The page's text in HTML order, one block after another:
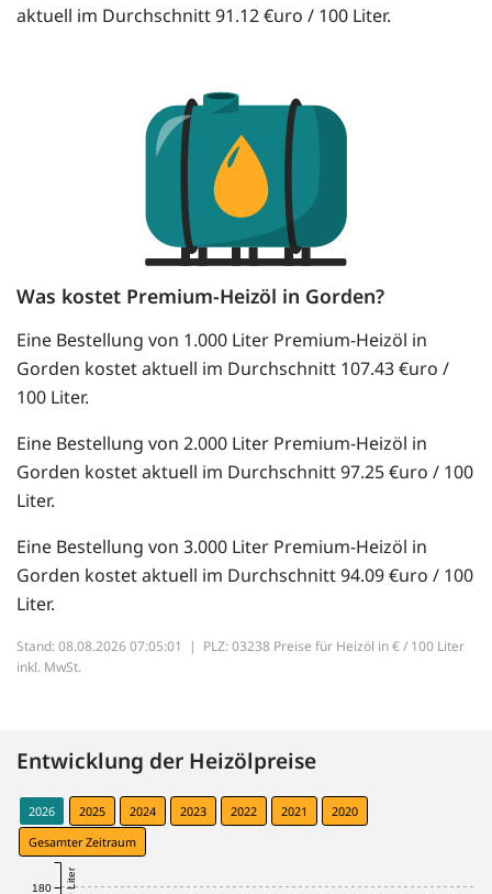
aktuell im Durchschnitt 91.12 €uro / 100 Liter.
Was kostet Premium-Heizöl in Gorden?
Eine Bestellung von 1.000 Liter Premium-Heizöl in
Gorden kostet aktuell im Durchschnitt 107.43 €uro /
100 Liter.
Eine Bestellung von 2.000 Liter Premium-Heizöl in
Gorden kostet aktuell im Durchschnitt 97.25 €uro / 100
Liter.
Eine Bestellung von 3.000 Liter Premium-Heizöl in
Gorden kostet aktuell im Durchschnitt 94.09 €uro / 100
Liter.
Stand: 08.08.2026 07:05:01 | PLZ: 03238 Preise für Heizöl in € / 100 Liter
inkl. MwSt.
Entwicklung der Heizölpreise
2026 2025 2024 2023 2022 2021
2020
Gesamter Zeitraum
180